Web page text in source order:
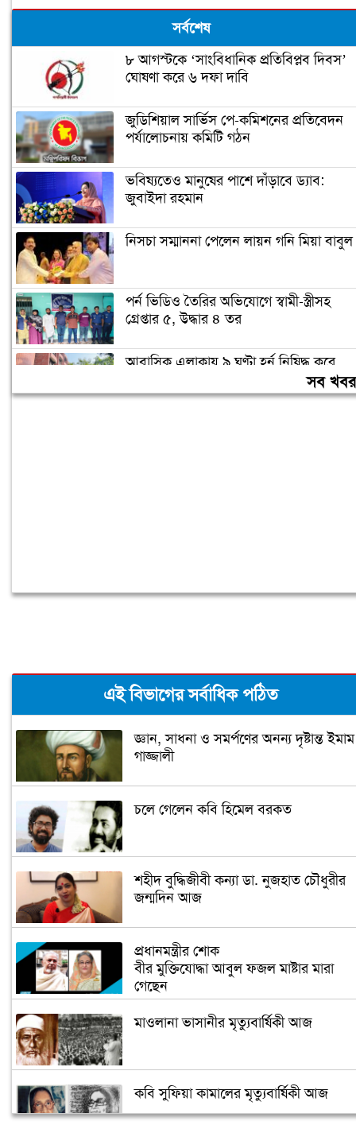
সর্বশেষ
৮ আগস্টকে ‘সাংবিধানিক প্রতিবিপ্লব দিবস’
ঘোষণা করে ৬ দফা দাবি
জুডিশিয়াল সার্ভিস পে-কমিশনের প্রতিবেদন
পর্যালোচনায় কমিটি গঠন
ভবিষ্যতেও মানুষের পাশে দাঁড়াবে ড্যাব:
জুবাইদা রহমান
নিসচা সম্মাননা পেলেন লায়ন গনি মিয়া বাবুল
পর্ন ভিডিও তৈরির অভিযোগে স্বামী-স্ত্রীসহ
গ্রেপ্তার ৫, উদ্ধার ৪ তর
আবাসিক এলাকায় ৯ ঘণ্টা হর্ন নিষিদ্ধ করে
সব
এই বিভাগের সর্বাধিক পঠিত
জ্ঞান, সাধনা ও সমর্পণের অনন্য দৃষ্টান্ত ইমাম
গাজ্জালী
চলে গেলেন কবি হিমেল বরকত
শহীদ বুদ্ধিজীবী কন্যা ডা. নুজহাত চৌধুরীর
জন্মদিন আজ
প্রধানমন্ত্রীর শোক
বীর মুক্তিযোদ্ধা আবুল ফজল মাষ্টার মারা
গেছেন
মাওলানা ভাসানীর মৃত্যুবার্ষিকী আজ
কবি সুফিয়া কামালের মৃত্যুবার্ষিকী আজ